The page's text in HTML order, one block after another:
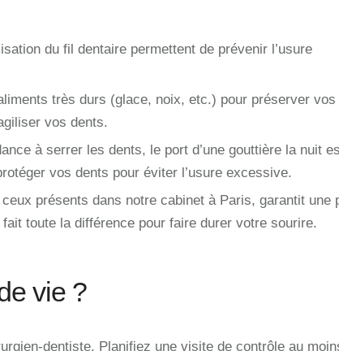
du fil dentaire permettent de prévenir l’usure
très durs (glace, noix, etc.) pour préserver vos
vos dents.
à serrer les dents, le port d’une gouttière la nuit
vos dents pour éviter l’usure excessive.
présents dans notre cabinet à Paris, garantit une
toute la différence pour faire durer votre sourire.
vie ?
dentiste. Planifiez une visite de contrôle au